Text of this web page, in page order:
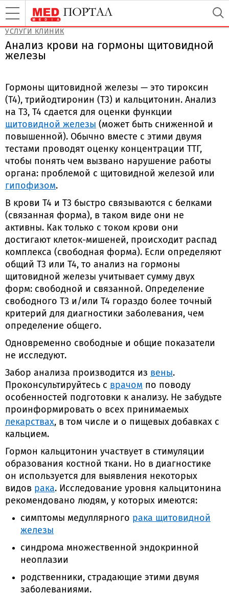
УСЛУГИ КЛИНИК
Анализ крови на гормоны щитовидной
железы
Гормоны щитовидной железы — это тироксин
(Т4), трийодтиронин (Т3) и кальцитонин. Анализ
на Т3, Т4 сдается для оценки функции
щитовидной железы (может быть сниженной и
повышенной). Обычно вместе с этими двумя
тестами проводят оценку концентрации ТТГ,
чтобы понять чем вызвано нарушение работы
органа: проблемой с щитовидной железой или
гипофизом.
В крови Т4 и Т3 быстро связываются с белками
(связанная форма), в таком виде они не
активны. Как только с током крови они
достигают клеток-мишеней, происходит распад
комплекса (свободная форма). Если определяют
общий Т3 или Т4, то анализ на гормоны
щитовидной железы учитывает сумму двух
форм: свободной и связанной. Определение
свободного Т3 и/или Т4 гораздо более точный
критерий для диагностики заболевания, чем
определение общего.
Одновременно свободные и общие показатели
не исследуют.
Забор анализа производится из вены.
Проконсультируйтесь с врачом по поводу
особенностей подготовки к анализу. Не забудьте
проинформировать о всех принимаемых
лекарствах, в том числе и о пищевых добавках с
кальцием.
Гормон кальцитонин участвует в стимуляции
образования костной ткани. Но в диагностике
он используется для выявления некоторых
видов рака. Исследование уровня кальцитонина
рекомендовано людям, у которых имеются:
симптомы медуллярного рака щитовидной
железы
синдрома множественной эндокринной
неоплазии
родственники, страдающие этими двумя
заболеваниями.